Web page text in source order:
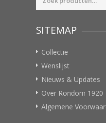
SITEMAP
Collectie
Wenslijst
Nieuws & Updates
Over Rondom 1920
Algemene